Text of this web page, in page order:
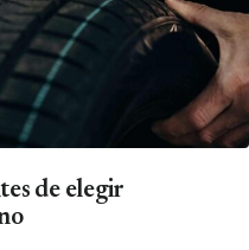
de elegir